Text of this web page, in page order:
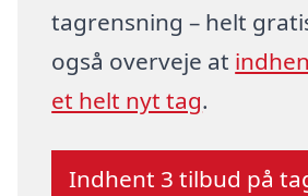
tagrensning – helt
også overveje at
et helt nyt tag.
Indhent 3 tilbud på